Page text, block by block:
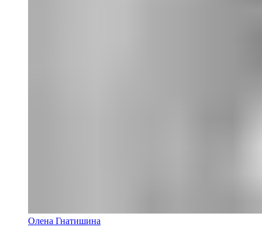
Олена Гнатишина